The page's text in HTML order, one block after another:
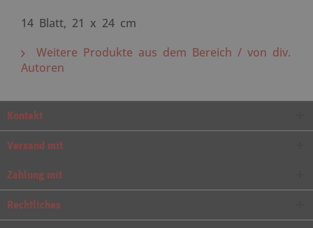
14 Blatt, 21 x 24 cm
Weitere Produkte aus dem Bereich / von div.
Autoren
Kontakt
Versand mit
Zahlung mit
Rechtliches